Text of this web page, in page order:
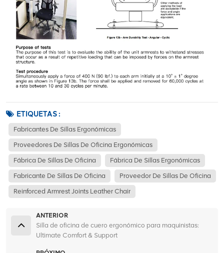
ETIQUETAS :
Fabricantes De Sillas Ergonómicas
Proveedores De Sillas De Oficina Ergonómicas
Fábrica De Sillas De Oficina Fábrica De Sillas Ergonómicas
Fabricante De Sillas De Oficina Proveedor De Sillas De Oficina
Reinforced Armrest Joints Leather Chair
ANTERIOR
Silla de oficina de cuero ergonómico para maquinistas:
Ultimate Comfort & Support